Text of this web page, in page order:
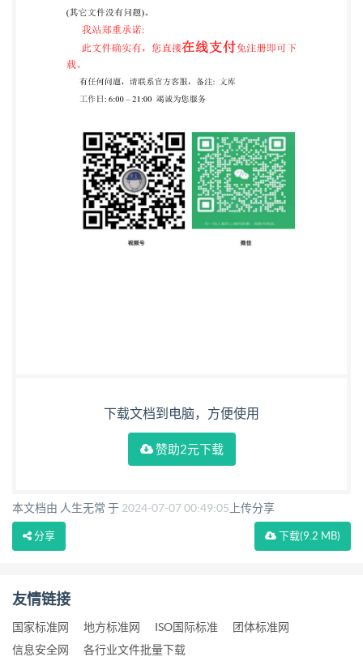
下载文档到电脑，方便使用
赞助2元下载
本文档由 人生无常 于 2024-07-07 00:49:05 上传分享
下载(9.2 MB)
分享
友情链接
国家标准网 地方标准网 ISO国际标准
团体标准网
信息安全网
各行业文件批量下载